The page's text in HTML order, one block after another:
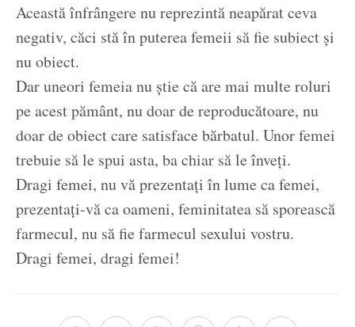
Această înfrângere nu reprezintă neapărat ceva
negativ, căci stă în puterea femeii să fie subiect și
nu obiect.
Dar uneori femeia nu știe că are mai multe roluri
pe acest pământ, nu doar de reproducătoare, nu
doar de obiect care satisface bărbatul. Unor femei
trebuie să le spui asta, ba chiar să le înveți.
Dragi femei, nu vă prezentați în lume ca femei,
prezentați-vă ca oameni, feminitatea să sporească
farmecul, nu să fie farmecul sexului vostru.
Dragi femei, dragi femei!